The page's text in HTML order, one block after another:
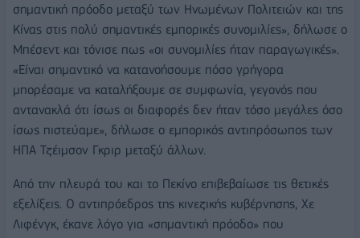
σημαντική πρόοδο μεταξύ των Ηνωμένων Πολιτειών και της
Κίνας στις πολύ σημαντικές εμπορικές συνομιλίες», δήλωσε ο
Μπέσεντ και τόνισε πως «οι συνομιλίες ήταν παραγωγικές».
«Είναι σημαντικό να κατανοήσουμε πόσο γρήγορα
μπορέσαμε να καταλήξουμε σε συμφωνία, γεγονός που
αντανακλά ότι ίσως οι διαφορές δεν ήταν τόσο μεγάλες όσο
ίσως πιστεύαμε», δήλωσε ο εμπορικός αντιπρόσωπος των
ΗΠΑ Τζέιμσον Γκριρ μεταξύ άλλων.
Από την πλευρά του και το Πεκίνο επιβεβαίωσε τις θετικές
εξελίξεις. Ο αντιπρόεδρος της κινεζικής κυβέρνησης, Χε
Λιφένγκ, έκανε λόγο για «σημαντική πρόοδο» που